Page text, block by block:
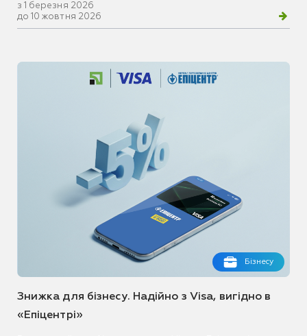
з 1 березня 2026
до 10 жовтня 2026
Бізнесу
Знижка для бізнесу. Надійно з Visa, вигідно в
«Епіцентрі»